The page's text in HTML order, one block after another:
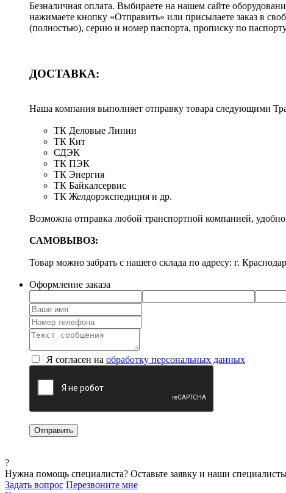
Безналичная оплата. Выбираете на нашем сайте
нажимаете кнопку «Отправить» или присылаете заказ в
(полностью), серию и номер паспорта, прописку по
ДОСТАВКА:
Наша компания выполняет отправку товара следующими
ТК Деловые Линии
ТК Кит
СДЭК
ТК ПЭК
ТК Энергия
ТК Байкалсервис
ТК Желдорэкспедиция и др.
Возможна отправка любой транспортной компанией,
САМОВЫВОЗ:
Товар можно забрать с нашего склада по адресу: г.
Оформление заказа
Я согласен на обработку персональных данных
?
Нужна помощь специалиста? Оставьте заявку и наши
Задать вопрос Перезвоните мне